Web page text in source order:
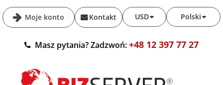
Moje konto Polski
USD
Kontakt
Masz pytania? Zadzwoń:+48 12 397 77 27